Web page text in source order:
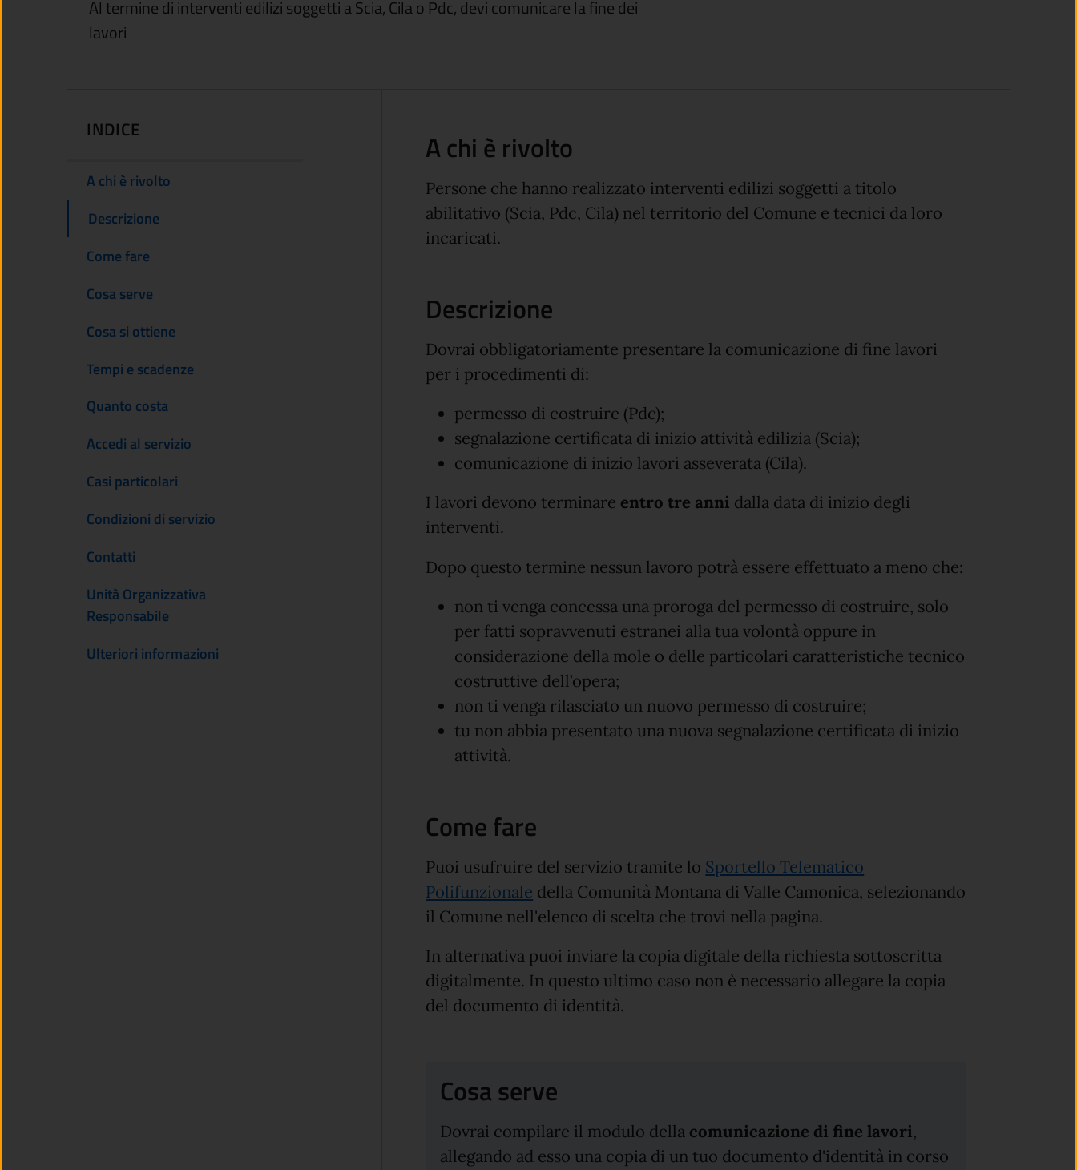
Al termine di interventi edilizi soggetti a Scia, Cila o Pdc, devi comunicare la fine dei
lavori
INDICE
A chi è rivolto
Descrizione
Come fare
Cosa serve
Cosa si ottiene
Tempi e scadenze
Quanto costa
Accedi al servizio
Casi particolari
Condizioni di servizio
Contatti
Unità Organizzativa
Responsabile
Ulteriori informazioni
A chi è rivolto
Persone che hanno realizzato interventi edilizi soggetti a titolo
abilitativo (Scia, Pdc, Cila) nel territorio del Comune e tecnici da loro
incaricati.
Descrizione
Dovrai obbligatoriamente presentare la comunicazione di fine lavori
per i procedimenti di:
permesso di costruire (Pdc);
segnalazione certificata di inizio attività edilizia (Scia);
comunicazione di inizio lavori asseverata (Cila).
I lavori devono terminare entro tre anni dalla data di inizio degli
interventi.
Dopo questo termine nessun lavoro potrà essere effettuato a meno che:
non ti venga concessa una proroga del permesso di costruire, solo
per fatti sopravvenuti estranei alla tua volontà oppure in
considerazione della mole o delle particolari caratteristiche tecnico
costruttive dell’opera;
non ti venga rilasciato un nuovo permesso di costruire;
tu non abbia presentato una nuova segnalazione certificata di inizio
attività.
Come fare
Puoi usufruire del servizio tramite lo Sportello Telematico
Polifunzionale della Comunità Montana di Valle Camonica, selezionando
il Comune nell'elenco di scelta che trovi nella pagina.
In alternativa puoi inviare la copia digitale della richiesta sottoscritta
digitalmente. In questo ultimo caso non è necessario allegare la copia
del documento di identità.
Cosa serve
Dovrai compilare il modulo della comunicazione di fine lavori,
allegando ad esso una copia di un tuo documento d'identità in corso